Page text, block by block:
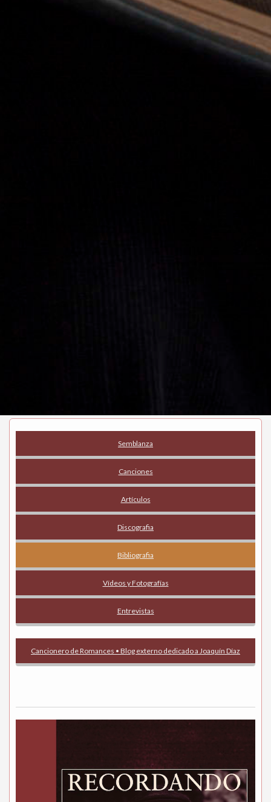
Semblanza
Canciones
Artículos
Discografia
Bibliografia
Vídeos y Fotografías
Entrevistas
Cancionero de Romances • Blog externo dedicado a Joaquín Díaz